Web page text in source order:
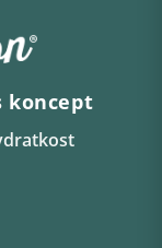
koncept